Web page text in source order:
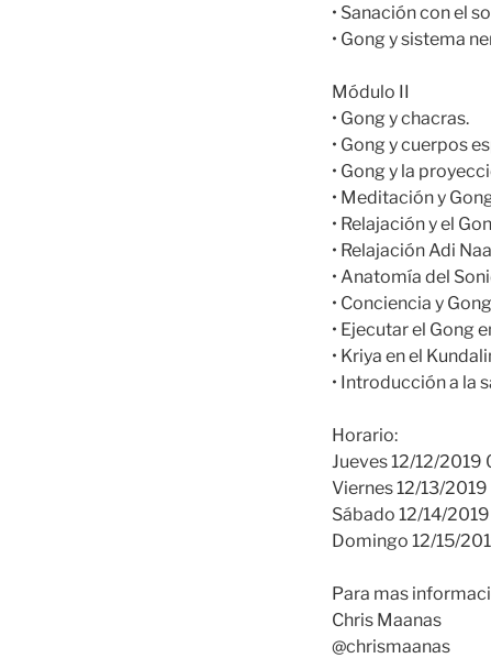
• Sanación con el
• Gong y sistema
Módulo II
• Gong y chacras.
• Gong y cuerpos
• Gong y la
• Meditación y
• Relajación y el
• Relajación Adi
• Anatomía del
• Conciencia y
• Ejecutar el Gong
• Kriya en el
• Introducción a la
Horario:
Jueves 12/12/
Viernes 12/13/
Sábado 12/14/
Domingo 12/15/
Para mas
Chris Maanas
@chrismaanas